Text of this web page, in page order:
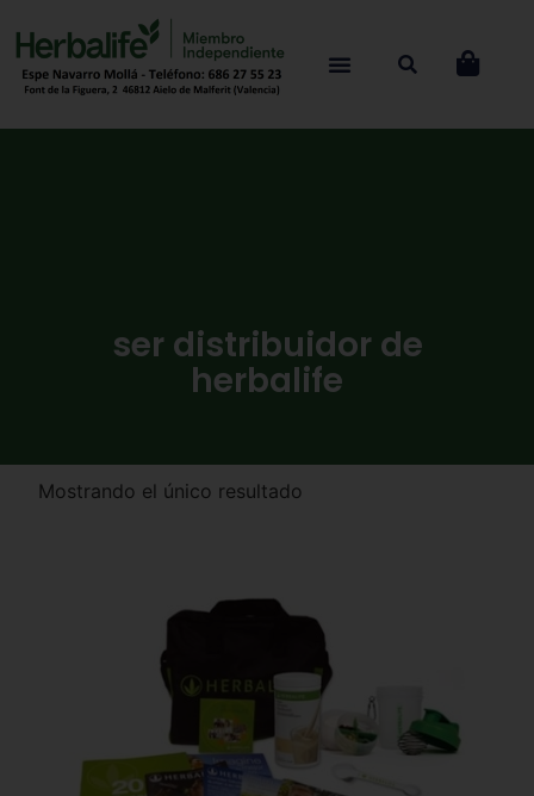
ser distribuidor de
herbalife
Mostrando el único resultado